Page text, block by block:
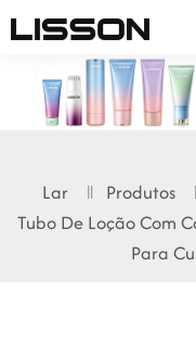
Lar Produtos
Tubo De Loção Com
Para